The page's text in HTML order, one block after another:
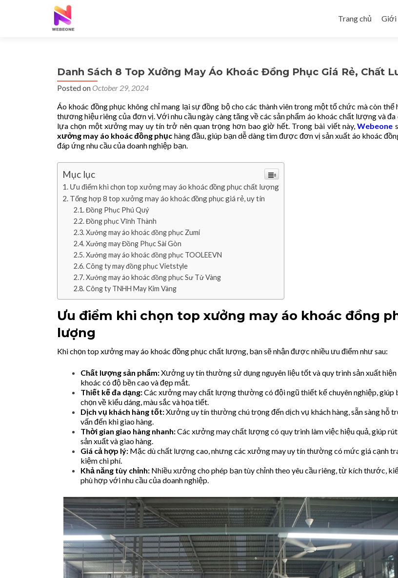
Trang chủ
Giới
Danh Sách 8 Top Xưởng May Áo Khoác Đồng Phục Giá Rẻ, Chất
Posted on October 29, 2024
Áo khoác đồng phục không chỉ mang lại sự đồng bộ cho các thành viên trong một tổ chức mà còn thể
thương hiệu riêng của đơn vị. Với nhu cầu ngày càng tăng về các sản phẩm áo khoác chất lượng và đa
lựa chọn một xưởng may uy tín trở nên quan trọng hơn bao giờ hết. Trong bài viết này,Webeone
xưởng may áo khoác đồng phục hàng đầu, giúp bạn dễ dàng tìm được đơn vị sản xuất áo khoác
đáp ứng nhu cầu của doanh nghiệp bạn.
Mục lục
Ưu điểm khi chọn top xưởng may áo khoác đồng phục chất lượng
Tổng hợp 8 top xưởng may áo khoác đồng phục giá rẻ, uy tín
Đồng Phục Phú Quý
Đồng phục Vĩnh Thành
Xưởng may áo khoác đồng phục Zumi
Xưởng may Đồng Phục Sài Gòn
Xưởng may áo khoác đồng phục TOOLEEVN
Công ty may đồng phục Vietstyle
Xưởng may áo khoác đồng phục Sư Tử Vàng
Công ty TNHH May Kim Vàng
Ưu điểm khi chọn top xưởng may áo khoác đồng
lượng
Khi chọn top xưởng may áo khoác đồng phục chất lượng, bạn sẽ nhận được nhiều ưu điểm như sau:
Chất lượng sản phẩm:Xưởng uy tín thường sử dụng nguyên liệu tốt và quy trình sản xuất
khoác có độ bền cao và đẹp mắt.
Thiết kế đa dạng:Các xưởng may chất lượng thường có đội ngũ thiết kế chuyên nghiệp, giúp
chọn về kiểu dáng, màu sắc và họa tiết.
Dịch vụ khách hàng tốt:Xưởng uy tín thường chú trọng đến dịch vụ khách hàng, sẵn sàng hỗ
vấn đến khi giao hàng.
Thời gian giao hàng nhanh:Các xưởng may chất lượng có quy trình làm việc hiệu quả, giúp
sản xuất và giao hàng.
Giá cả hợp lý: Mặc dù chất lượng cao, nhưng các xưởng may uy tín thường có mức giá cạnh
kiệm chi phí.
Khả năng tùy chỉnh: Nhiều xưởng cho phép bạn tùy chỉnh theo yêu cầu riêng, từ kích thước,
phù hợp với nhu cầu của doanh nghiệp.